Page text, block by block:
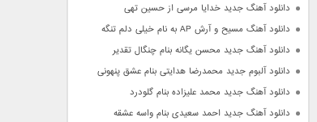
دانلود آهنگ جدید خدایا مرسی از حسین تهی
دانلود آهنگ مسیح و آرش AP به نام خیلی دلم تنگه
دانلود آهنگ جدید محسن یگانه بنام چنگال تقدیر
دانلود آلبوم جدید محمدرضا هدایتی بنام عشق پنهونی
دانلود آهنگ جدید محمد علیزاده بنام گلودرد
دانلود آهنگ جدید احمد سعیدی بنام واسه عشقه